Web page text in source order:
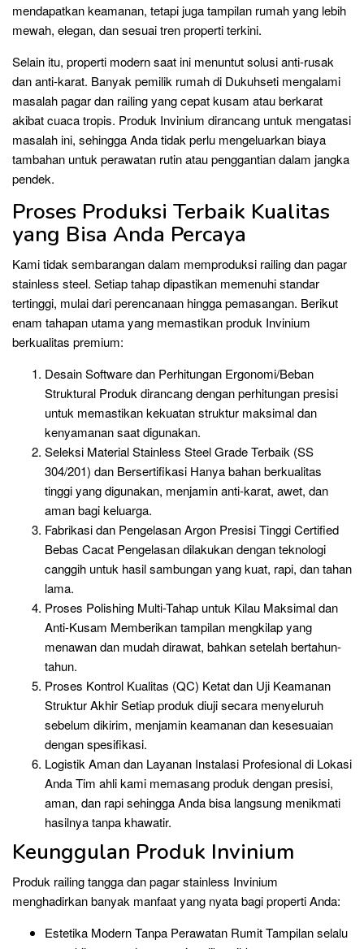
mendapatkan keamanan, tetapi juga tampilan rumah yang lebih
mewah, elegan, dan sesuai tren properti terkini.
Selain itu, properti modern saat ini menuntut solusi anti-rusak
dan anti-karat. Banyak pemilik rumah di Dukuhseti mengalami
masalah pagar dan railing yang cepat kusam atau berkarat
akibat cuaca tropis. Produk Invinium dirancang untuk mengatasi
masalah ini, sehingga Anda tidak perlu mengeluarkan biaya
tambahan untuk perawatan rutin atau penggantian dalam jangka
pendek.
Proses Produksi Terbaik Kualitas
yang Bisa Anda Percaya
Kami tidak sembarangan dalam memproduksi railing dan pagar
stainless steel. Setiap tahap dipastikan memenuhi standar
tertinggi, mulai dari perencanaan hingga pemasangan. Berikut
enam tahapan utama yang memastikan produk Invinium
berkualitas premium:
Desain Software dan Perhitungan Ergonomi/Beban
Struktural Produk dirancang dengan perhitungan presisi
untuk memastikan kekuatan struktur maksimal dan
kenyamanan saat digunakan.
Seleksi Material Stainless Steel Grade Terbaik (SS
304/201) dan Bersertifikasi Hanya bahan berkualitas
tinggi yang digunakan, menjamin anti-karat, awet, dan
aman bagi keluarga.
Fabrikasi dan Pengelasan Argon Presisi Tinggi Certified
Bebas Cacat Pengelasan dilakukan dengan teknologi
canggih untuk hasil sambungan yang kuat, rapi, dan tahan
lama.
Proses Polishing Multi-Tahap untuk Kilau Maksimal dan
Anti-Kusam Memberikan tampilan mengkilap yang
menawan dan mudah dirawat, bahkan setelah bertahun-
tahun.
Proses Kontrol Kualitas (QC) Ketat dan Uji Keamanan
Struktur Akhir Setiap produk diuji secara menyeluruh
sebelum dikirim, menjamin keamanan dan kesesuaian
dengan spesifikasi.
Logistik Aman dan Layanan Instalasi Profesional di Lokasi
Anda Tim ahli kami memasang produk dengan presisi,
aman, dan rapi sehingga Anda bisa langsung menikmati
hasilnya tanpa khawatir.
Keunggulan Produk Invinium
Produk railing tangga dan pagar stainless Invinium
menghadirkan banyak manfaat yang nyata bagi properti Anda:
Estetika Modern Tanpa Perawatan Rumit Tampilan selalu